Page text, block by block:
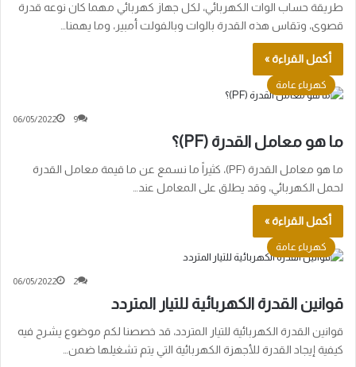
طريقة حساب الوات الكهربائي، لكل جهاز كهربائي مهما كان نوعه قدرة
قصوى، وتقاس هذه القدرة بالوات وبالفولت أمبير، وما يهمنا…
أكمل القراءة »
كهرباء عامة
06/05/2022 9
ما هو معامل القدرة (PF)؟
ما هو معامل القدرة (PF)، كثيراً ما نسمع عن ما قيمة معامل القدرة
لحمل الكهربائي، وقد يطلق على المعامل عند…
أكمل القراءة »
كهرباء عامة
06/05/2022 2
قوانين القدرة الكهربائية للتيار المتردد
قوانين القدرة الكهربائية للتيار المتردد، قد خصصنا لكم موضوع يشرح فيه
كيفية إيجاد القدرة للأجهزة الكهربائية التي يتم تشغيلها ضمن…